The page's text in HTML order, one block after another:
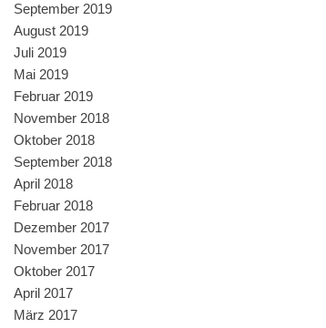
September 2019
August 2019
Juli 2019
Mai 2019
Februar 2019
November 2018
Oktober 2018
September 2018
April 2018
Februar 2018
Dezember 2017
November 2017
Oktober 2017
April 2017
März 2017